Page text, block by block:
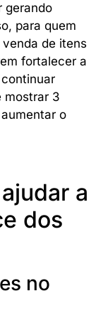
gerando
para quem
de itens
fortalecer a
mostrar 3
o
a
dos
no